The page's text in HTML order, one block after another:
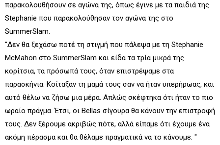
παρακολουθήσουν σε αγώνα της, όπως έγινε με τα παιδιά της
Stephanie που παρακολούθησαν τον αγώνα της στο
SummerSlam.
"Δεν θα ξεχάσω ποτέ τη στιγμή που πάλεψα με τη Stephanie
McMahon στο SummerSlam και είδα τα τρία μικρά της
κορίτσια, τα πρόσωπά τους, όταν επιστρέψαμε στα
παρασκήνια. Κοίταξαν τη μαμά τους σαν να ήταν υπερήρωας, και
αυτό θέλω να ζήσω μια μέρα. Απλώς σκέφτηκα ότι ήταν το πιο
ωραίο πράγμα. Έτσι, οι Bellas σίγουρα θα κάνουν την επιστροφή
τους. Δεν ξέρουμε ακριβώς πότε, αλλά είπαμε ότι έχουμε ένα
ακόμη πέρασμα και θα θέλαμε πραγματικά να το κάνουμε. "